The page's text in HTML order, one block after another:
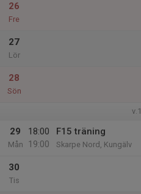
26
Fre
27
Lör
28
Sön
v.1
29
Mån
18:00
19:00
F15 träning
Skarpe Nord, Kungälv
30
Tis